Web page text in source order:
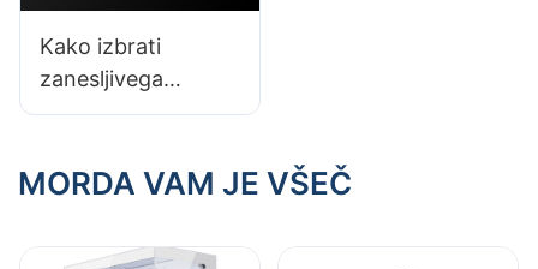
Kako izbrati
zanesljivega
dobavitelja ohišij za
nasveti
MORDA VAM JE VŠEČ